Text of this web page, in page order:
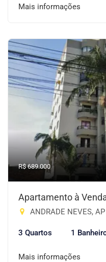
Mais informações
R$ 689.000
Apartamento à
ANDRADE NEVES,
3 Quartos 1
Mais informações